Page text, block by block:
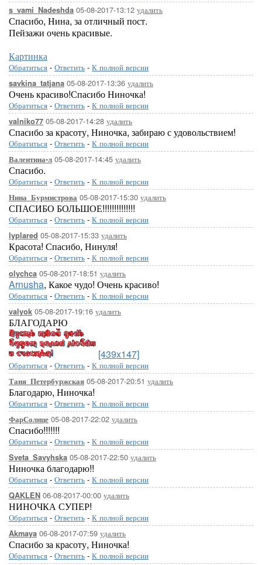
s_vami_Nadeshda 05-08-2017-13:12 удалить
Спасибо, Нина, за отличный пост.
Пейзажи очень красивые.
Картинка
Обратиться - Ответить - К полной версии
savkina_tatjana 05-08-2017-13:36 удалить
Очень красиво!Спасибо Ниночка!
Обратиться - Ответить - К полной версии
valniko77 05-08-2017-14:28 удалить
Спасибо за красоту, Ниночка, забираю с удовольствием!
Обратиться - Ответить - К полной версии
Валентина-л 05-08-2017-14:45 удалить
Спасибо.
Обратиться - Ответить - К полной версии
Нина_Бурмистрова 05-08-2017-15:30 удалить
СПАСИБО БОЛЬШОЕ!!!!!!!!!!!!!!
Обратиться - Ответить - К полной версии
lyplared 05-08-2017-15:33 удалить
Красота! Спасибо, Нинуля!
Обратиться - Ответить - К полной версии
olychca 05-08-2017-18:51 удалить
Arnusha, Какое чудо! Очень красиво!
Обратиться - Ответить - К полной версии
valyok 05-08-2017-19:16 удалить
БЛАГОДАРЮ
[439x147]
Обратиться - Ответить - К полной версии
Таня_Петербуржская 05-08-2017-20:51 удалить
Благодарю, Ниночка!
Обратиться - Ответить - К полной версии
ФарСолнце 05-08-2017-22:02 удалить
Спасибо!!!!!!!
Обратиться - Ответить - К полной версии
Sveta_Savyhska 05-08-2017-22:50 удалить
Ниночка благодарю!!
Обратиться - Ответить - К полной версии
QAKLEN 06-08-2017-00:00 удалить
НИНОЧКА СУПЕР!
Обратиться - Ответить - К полной версии
Akmaya 06-08-2017-07:59 удалить
Спасибо за красоту, Ниночка!
Обратиться - Ответить - К полной версии